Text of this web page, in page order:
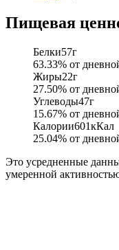
Пищевая
Белки57г
63.33% от
Жиры22г
27.50% от
Углеводы47г
15.67% от
Калории601кКал
25.04% от
Это усредненные
умеренной